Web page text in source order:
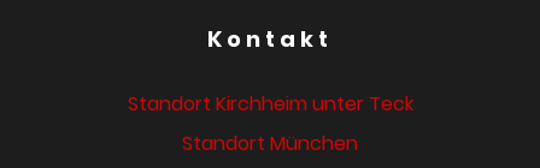
Kontakt
Standort Kirchheim unter Teck
Standort München